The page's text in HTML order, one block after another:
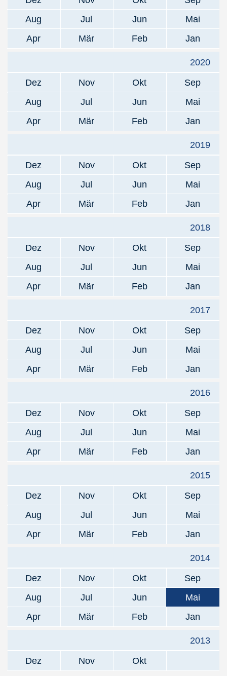
Aug
Jul Jun
Mai
Apr
Mär Feb Jan
2020
Dez
Nov Okt
Sep
Aug
Jul Jun
Mai
Apr
Mär Feb Jan
2019
Dez
Nov Okt
Sep
Aug
Jul Jun
Mai
Apr
Mär Feb Jan
2018
Dez
Nov Okt
Sep
Aug
Jul Jun
Mai
Apr
Mär Feb Jan
2017
Dez
Nov Okt
Sep
Aug
Jul Jun
Mai
Apr
Mär Feb Jan
2016
Dez
Nov Okt
Sep
Aug
Jul Jun
Mai
Apr
Mär Feb Jan
2015
Dez
Nov Okt
Sep
Aug
Jul Jun
Mai
Apr
Mär Feb Jan
2014
Dez
Nov Okt
Sep
Aug
Jul Jun
Mai
Apr
Mär Feb Jan
2013
Dez
Nov Okt